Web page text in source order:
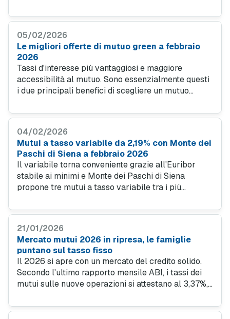
attirare ulteriori investimenti, complice
05/02/2026
Le migliori offerte di mutuo green a febbraio
2026
Tassi d'interesse più vantaggiosi e maggiore
accessibilità al mutuo. Sono essenzialmente questi
i due principali benefici di scegliere un mutuo
casa ad alta efficienza energetica, solitamente in
per il mese di febbraio 2026.
04/02/2026
Mutui a tasso variabile da 2,19% con Monte dei
Paschi di Siena a febbraio 2026
Il variabile torna conveniente grazie all'Euribor
stabile ai minimi e Monte dei Paschi di Siena
propone tre mutui a tasso variabile tra i più
casa, giovani under 36 e immobili green con tassi a
21/01/2026
Mercato mutui 2026 in ripresa, le famiglie
puntano sul tasso fisso
Il 2026 si apre con un mercato del credito solido.
Secondo l'ultimo rapporto mensile ABI, i tassi dei
mutui sulle nuove operazioni si attestano al 3,37%,
la fiducia delle famiglie e il tasso fisso domina le